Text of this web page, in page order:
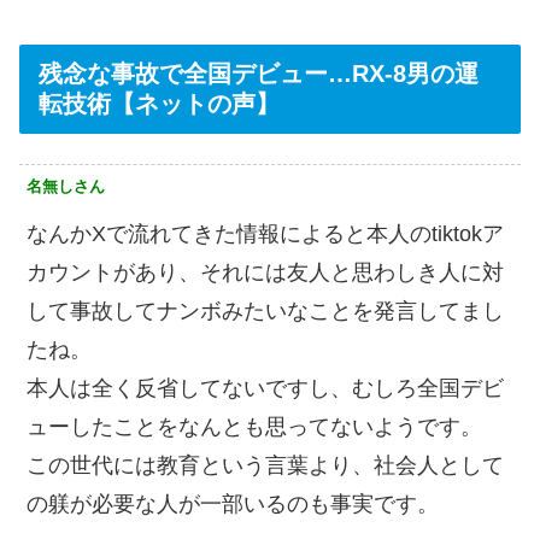
残念な事故で全国デビュー…RX-8男の運
転技術【ネットの声】
名無しさん
なんかXで流れてきた情報によると本人のtiktokア
カウントがあり、それには友人と思わしき人に対
して事故してナンボみたいなことを発言してまし
たね。
本人は全く反省してないですし、むしろ全国デビ
ューしたことをなんとも思ってないようです。
この世代には教育という言葉より、社会人として
の躾が必要な人が一部いるのも事実です。